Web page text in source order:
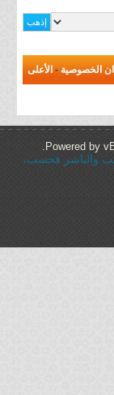
الخصوصية - الأعلى
Powered by
والناشر فحسب،